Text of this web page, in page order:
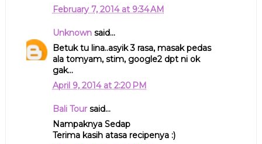
February 7, 2014 at 9:34 AM
Unknownsaid...
Betuk tu lina..asyik 3 rasa, masak pedas
ala tomyam, stim, google2 dpt ni ok
gak...
April 9, 2014 at 2:20 PM
Bali Toursaid...
Nampaknya Sedap
Terima kasih atasa recipenya :)